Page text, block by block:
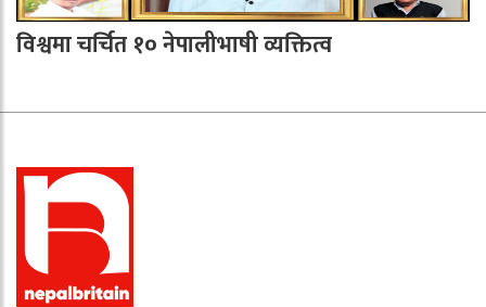
विश्वमा चर्चित १० नेपालीभाषी व्यक्तित्व